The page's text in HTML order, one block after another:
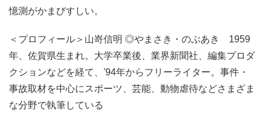
憶測がかまびすしい。
＜プロフィール＞山嵜信明 ◎やまさき・のぶあき 1959
年、佐賀県生まれ。大学卒業後、業界新聞社、編集プロダ
クションなどを経て、'94年からフリーライター。事件・
事故取材を中心にスポーツ、芸能、動物虐待などさまざま
な分野で執筆している